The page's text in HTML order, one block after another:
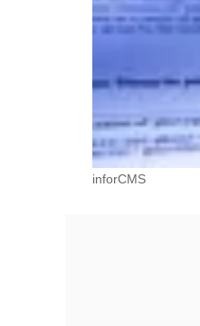
inforCMS